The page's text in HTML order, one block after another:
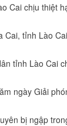
Cai chịu thiệt
Cai, tỉnh Lào Cai
tỉnh Lào Cai
ngày Giải
bị ngập